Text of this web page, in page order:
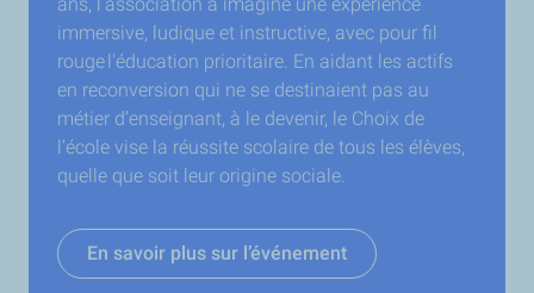
immersive, ludique et instructive, avec pour fil
rouge l'éducation prioritaire. En aidant les actifs
en reconversion qui ne se destinaient pas au
métier d’enseignant, à le devenir, le Choix de
l’école vise la réussite scolaire de tous les élèves,
quelle que soit leur origine sociale.
En savoir plus sur l’événement